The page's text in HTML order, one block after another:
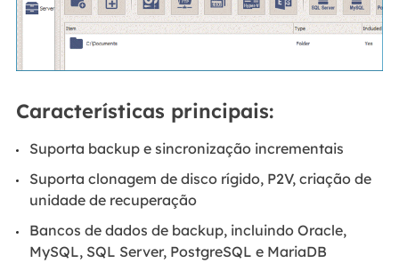
Características principais:
Suporta backup e sincronização incrementais
Suporta clonagem de disco rígido, P2V, criação de
unidade de recuperação
Bancos de dados de backup, incluindo Oracle,
MySQL, SQL Server, PostgreSQL e MariaDB